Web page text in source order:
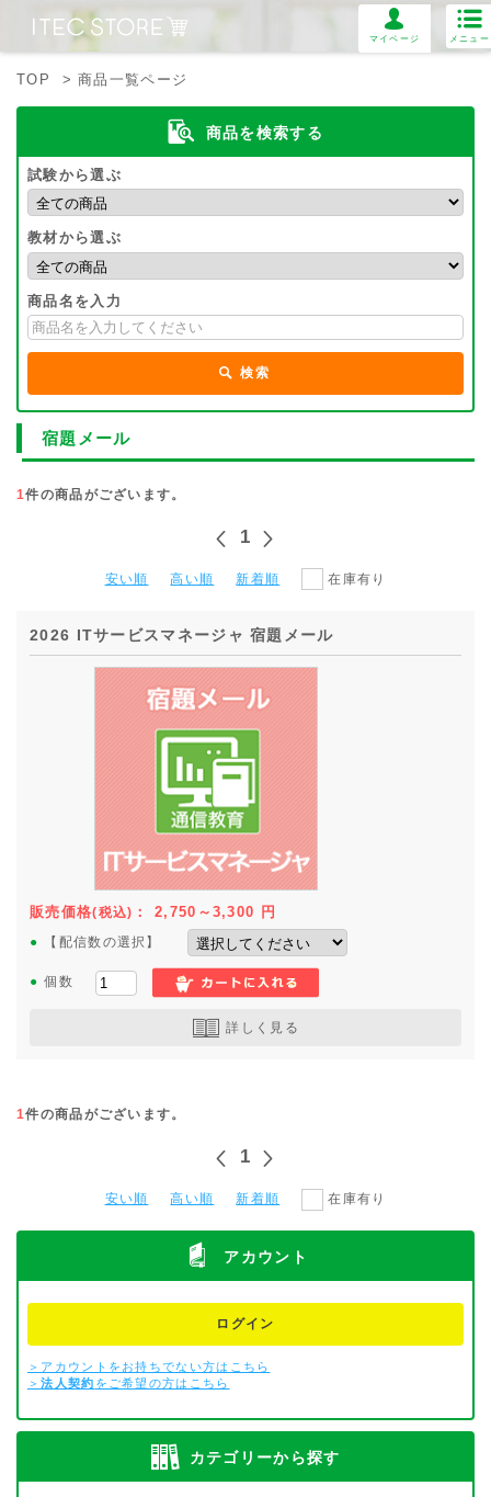
マイページ メニュー
TOP > 商品一覧ページ
商品を検索する
試験から選ぶ
教材から選ぶ
商品名を入力
検索
宿題メール
1件の商品がございます。
1
安い順 高い順 新着順 在庫有り
2026 ITサービスマネージャ 宿題メール
販売価格(税込) ：2,750～3,300 円
● 【配信数の選択】
● 個数
詳しく見る
1件の商品がございます。
1
安い順 高い順 新着順 在庫有り
アカウント
ログイン
＞アカウントをお持ちでない方はこちら
＞法人契約 をご希望の方はこちら
カテゴリーから探す